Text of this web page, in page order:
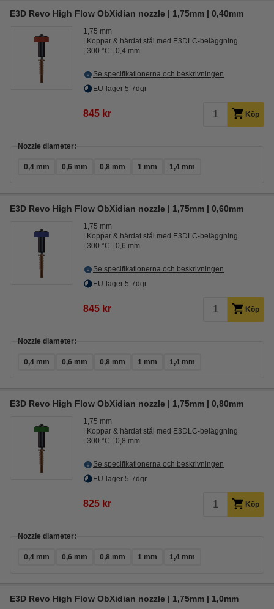
E3D Revo High Flow ObXidian nozzle | 1,75mm | 0,40mm
1,75 mm
Koppar & härdat stål med E3DLC-beläggning
300 °C
0,4 mm
Se specifikationerna och beskrivningen
EU-lager 5-7dgr
845 kr Köp
Nozzle diameter:
0,4 mm 0,6 mm 0,8 mm 1 mm 1,4 mm
E3D Revo High Flow ObXidian nozzle | 1,75mm | 0,60mm
1,75 mm
Koppar & härdat stål med E3DLC-beläggning
300 °C
0,6 mm
Se specifikationerna och beskrivningen
EU-lager 5-7dgr
845 kr Köp
Nozzle diameter:
0,4 mm 0,6 mm 0,8 mm 1 mm 1,4 mm
E3D Revo High Flow ObXidian nozzle | 1,75mm | 0,80mm
1,75 mm
Koppar & härdat stål med E3DLC-beläggning
300 °C
0,8 mm
Se specifikationerna och beskrivningen
EU-lager 5-7dgr
825 kr Köp
Nozzle diameter:
0,4 mm 0,6 mm 0,8 mm 1 mm 1,4 mm
E3D Revo High Flow ObXidian nozzle | 1,75mm | 1,0mm